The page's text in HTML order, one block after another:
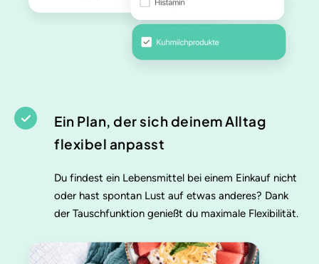
Ein Plan, der sich deinem Alltag
flexibel anpasst
Du findest ein Lebensmittel bei einem Einkauf nicht
oder hast spontan Lust auf etwas anderes? Dank
der Tauschfunktion genießt du maximale Flexibilität.